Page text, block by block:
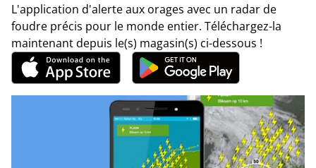
L'application d'alerte aux orages avec un radar de
foudre précis pour le monde entier. Téléchargez-la
maintenant depuis le(s) magasin(s) ci-dessous !